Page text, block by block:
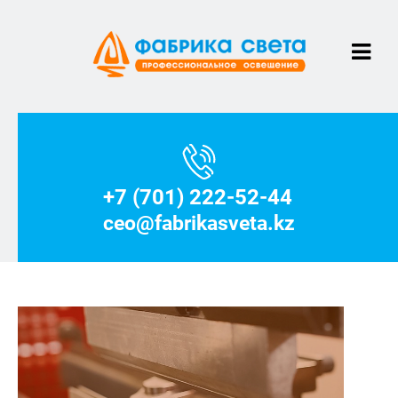
+7 (701) 222-52-44
ceo@fabrikasveta.kz